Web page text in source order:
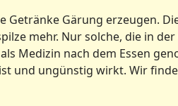
Getränke Gärung erzeugen.
mehr. Nur solche, die in
Medizin nach dem Essen
und ungünstig wirkt. Wir